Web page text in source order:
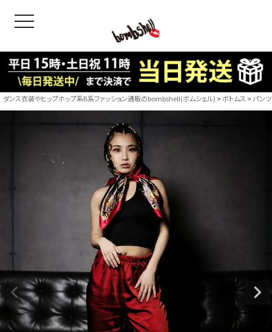
toggle navigation
＝ボムシェル】はダンス衣装専門ブランド。
衣装ならお任せ！オリジナル衣装やダンス衣装のトータル
ィネートのご提案。 ボムシェルならではの最新で斬新な
えをお届け。 撮影で使用してる小物や靴などダンサー必
ーデはイメージしやすく、全てボムシェルでご購入可能。
とは差別化出来るしっかりした衣装のご提案はダンサー
ージ映えを全力で応援してます。
B/bomb
【B/bomb
「これど
好き女子
レッスン
シルエッ
ンなど、
ゃれ女子
ダンス衣装やヒップホップ系B系ファッション通販のbombshell(ボムシェル) ボトムス パン